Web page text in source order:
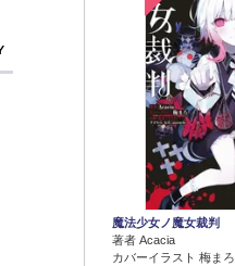
魔法少女ノ魔女裁判
著者 Acacia
カバーイラスト 梅まろ